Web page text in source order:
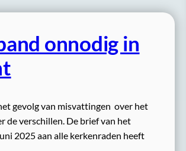
onnodig in
gevolg van misvattingen over het
de verschillen. De brief van het
2025 aan alle kerkenraden heeft